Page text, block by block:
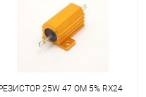
25W 47 OM 5% RX24